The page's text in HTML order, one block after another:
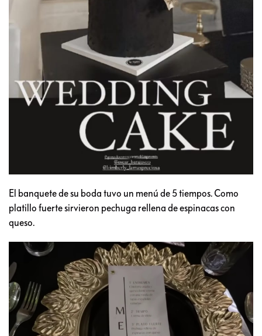
El banquete de su boda tuvo un menú de 5 tiempos. Como
platillo fuerte sirvieron pechuga rellena de espinacas con
queso.